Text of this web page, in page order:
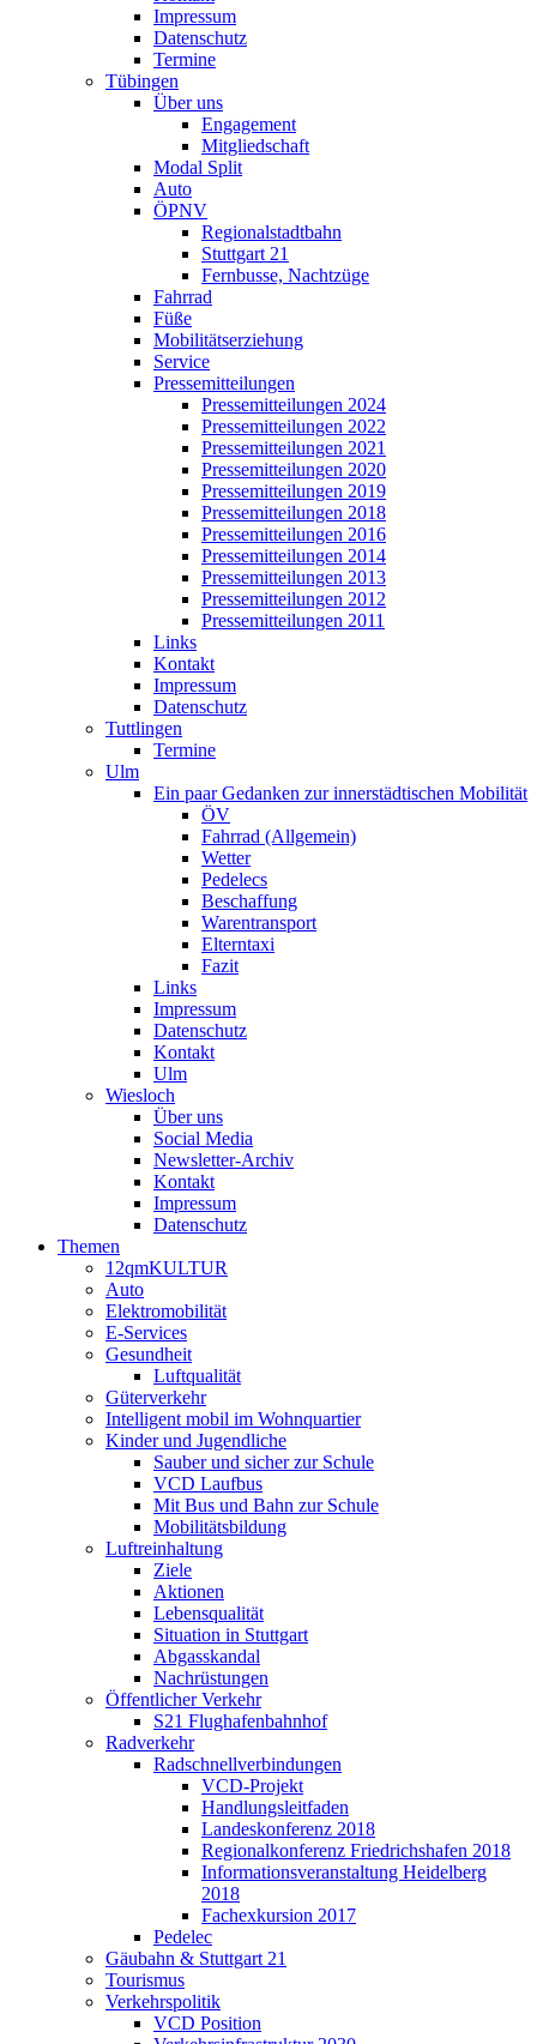
Impressum
Datenschutz
Termine
Tübingen
Über uns
Engagement
Mitgliedschaft
Modal Split
Auto
ÖPNV
Regionalstadtbahn
Stuttgart 21
Fernbusse, Nachtzüge
Fahrrad
Füße
Mobilitätserziehung
Service
Pressemitteilungen
Pressemitteilungen 2024
Pressemitteilungen 2022
Pressemitteilungen 2021
Pressemitteilungen 2020
Pressemitteilungen 2019
Pressemitteilungen 2018
Pressemitteilungen 2016
Pressemitteilungen 2014
Pressemitteilungen 2013
Pressemitteilungen 2012
Pressemitteilungen 2011
Links
Kontakt
Impressum
Datenschutz
Tuttlingen
Termine
Ulm
Ein paar Gedanken zur innerstädtischen Mobilität
ÖV
Fahrrad (Allgemein)
Wetter
Pedelecs
Beschaffung
Warentransport
Elterntaxi
Fazit
Links
Impressum
Datenschutz
Kontakt
Ulm
Wiesloch
Über uns
Social Media
Newsletter-Archiv
Kontakt
Impressum
Datenschutz
Themen
12qmKULTUR
Auto
Elektromobilität
E-Services
Gesundheit
Luftqualität
Güterverkehr
Intelligent mobil im Wohnquartier
Kinder und Jugendliche
Sauber und sicher zur Schule
VCD Laufbus
Mit Bus und Bahn zur Schule
Mobilitätsbildung
Luftreinhaltung
Ziele
Aktionen
Lebensqualität
Situation in Stuttgart
Abgasskandal
Nachrüstungen
Öffentlicher Verkehr
S21 Flughafenbahnhof
Radverkehr
Radschnellverbindungen
VCD-Projekt
Handlungsleitfaden
Landeskonferenz 2018
Regionalkonferenz Friedrichshafen 2018
Informationsveranstaltung Heidelberg
2018
Fachexkursion 2017
Pedelec
Gäubahn & Stuttgart 21
Tourismus
Verkehrspolitik
VCD Position